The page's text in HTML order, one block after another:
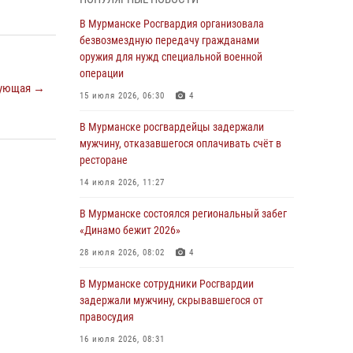
→
пресекли утренний дебош в баре на улице
Карла Маркса
04 августа 2026, 08:54
Морской отряд Северо - Западного округа
образования
03 августа 2026, 12:23 4
дебошира на автозаправочной станции
города Кандалакши
03 августа 2026, 09:12
Сотрудники Росгвардии провели инструктаж
В Мурманске Росгвардия организовала
безвозмездную передачу гражданами
оружия для нужд специальной военной
операции
15 июля 2026, 06:30 4
В Мурманске росгвардейцы задержали
мужчину, отказавшегося оплачивать счёт в
ресторане
14 июля 2026, 11:27
В Мурманске состоялся региональный забег
«Динамо бежит 2026»
28 июля 2026, 08:02 4
В Мурманске сотрудники Росгвардии
задержали мужчину, скрывавшегося от
правосудия
16 июля 2026, 08:31